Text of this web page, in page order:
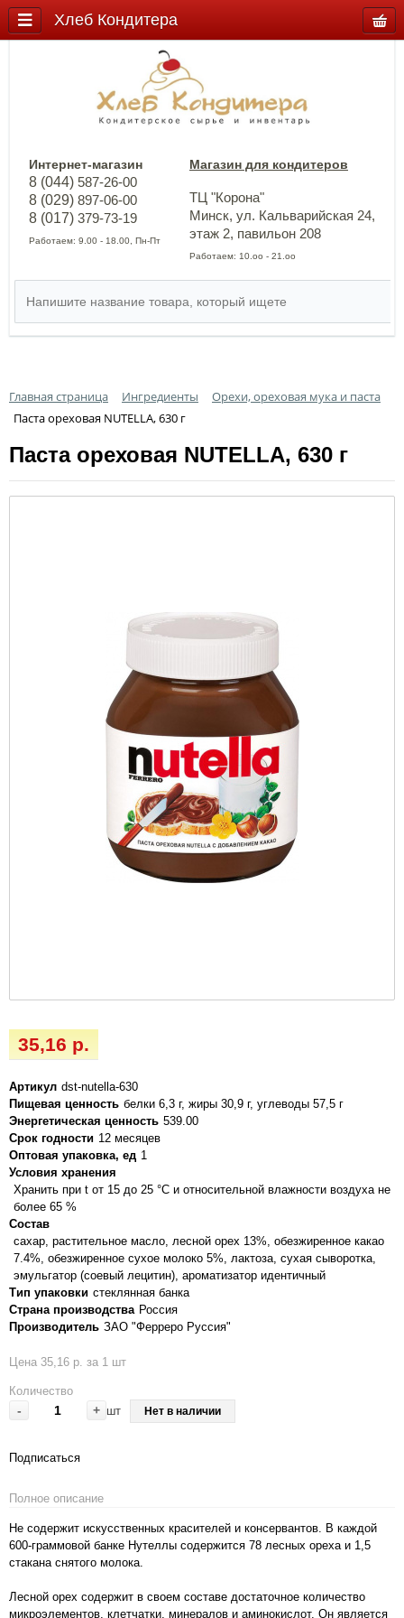
Интернет-магазин
8 (044) 587-26-00
8 (029) 897-06-00
8 (017) 379-73-19
Работаем: 9.00 - 18.00, Пн-Пт
Магазин для кондитеров
ТЦ "Корона"
Минск, ул. Кальварийская 24,
этаж 2, павильон 208
Работаем: 10.оо - 21.оо
Главная страница Ингредиенты
Орехи, ореховая мука и паста
Паста ореховая NUTELLA, 630 г
Паста ореховая NUTELLA, 630 г
35,16 р.
Артикул dst-nutella-630
Пищевая ценность белки 6,3 г, жиры 30,9 г, углеводы 57,5 г
Энергетическая ценность 539.00
Срок годности 12 месяцев
Оптовая упаковка, ед 1
Условия хранения
Хранить при t от 15 до 25 °С и относительной влажности воздуха не
более 65 %
Состав
сахар, растительное масло, лесной орех 13%, обезжиренное какао
7.4%, обезжиренное сухое молоко 5%, лактоза, сухая сыворотка,
эмульгатор (соевый лецитин), ароматизатор идентичный
Тип упаковки стеклянная банка
Страна производства Россия
Производитель ЗАО "Ферреро Руссия"
Цена 35,16 р. за 1 шт
Количество
- + шт Нет в наличии
Подписаться
Полное описание
Не содержит искусственных красителей и консервантов. В каждой
600-граммовой банке Нутеллы содержится 78 лесных ореха и 1,5
стакана снятого молока.
Лесной орех содержит в своем составе достаточное количество
микроэлементов, клетчатки, минералов и аминокислот. Он является
Хлеб Кондитера